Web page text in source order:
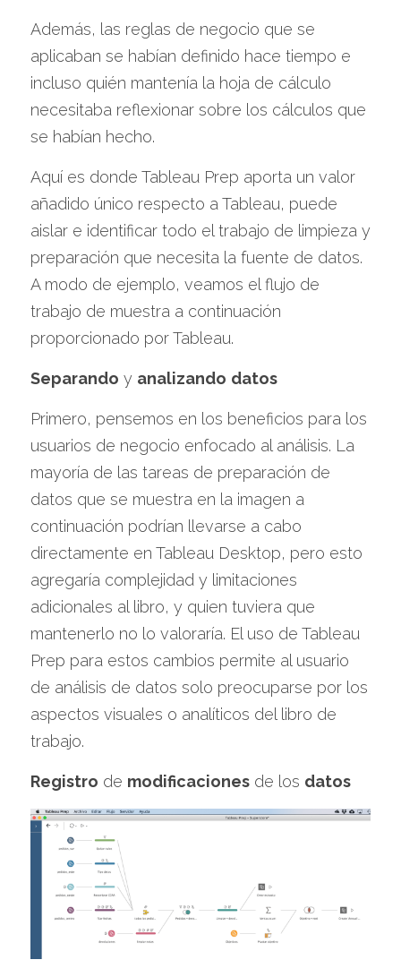
Además, las reglas de negocio que se
aplicaban se habían definido hace tiempo e
incluso quién mantenía la hoja de cálculo
necesitaba reflexionar sobre los cálculos que
se habían hecho.
Aquí es donde Tableau Prep aporta un valor
añadido único respecto a Tableau, puede
aislar e identificar todo el trabajo de limpieza y
preparación que necesita la fuente de datos.
A modo de ejemplo, veamos el flujo de
trabajo de muestra a continuación
proporcionado por Tableau.
Separando y analizando datos
Primero, pensemos en los beneficios para los
usuarios de negocio enfocado al análisis. La
mayoría de las tareas de preparación de
datos que se muestra en la imagen a
continuación podrían llevarse a cabo
directamente en Tableau Desktop, pero esto
agregaría complejidad y limitaciones
adicionales al libro, y quien tuviera que
mantenerlo no lo valoraría. El uso de Tableau
Prep para estos cambios permite al usuario
de análisis de datos solo preocuparse por los
aspectos visuales o analíticos del libro de
trabajo.
Registro de modificaciones de los datos